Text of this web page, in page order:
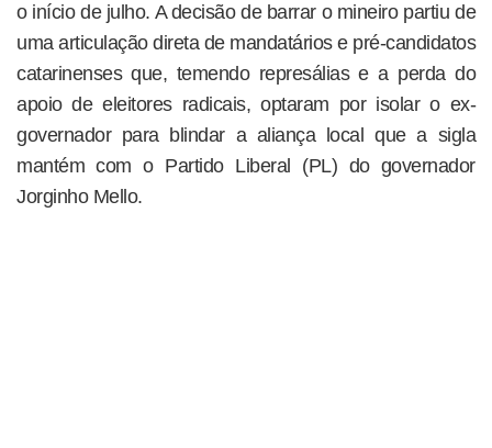
o início de julho. A decisão de barrar o mineiro partiu de
uma articulação direta de mandatários e pré-candidatos
catarinenses que, temendo represálias e a perda do
apoio de eleitores radicais, optaram por isolar o ex-
governador para blindar a aliança local que a sigla
mantém com o Partido Liberal (PL) do governador
Jorginho Mello.